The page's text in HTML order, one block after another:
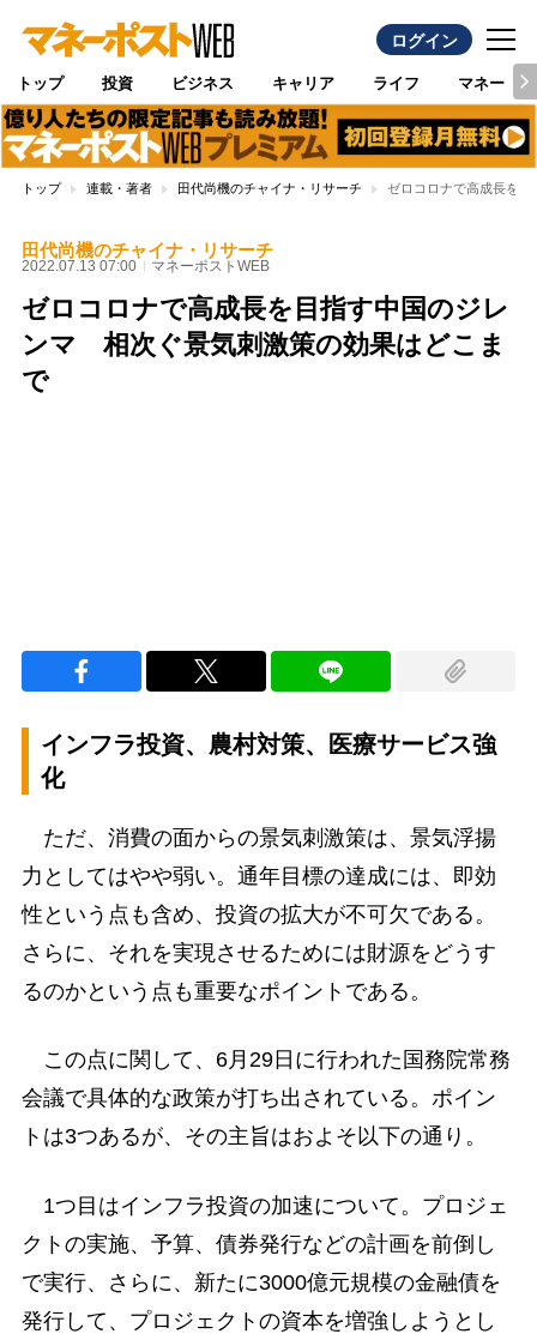
ログイン
トップ 投資 ビジネス キャリア ライフ マネー
トップ 連載・著者 田代尚機のチャイナ・リサーチ ゼロコロナで高成長を
田代尚機のチャイナ・リサーチ
2022.07.13 07:00 マネーポストWEB
ゼロコロナで高成長を目指す中国のジレ
ンマ 相次ぐ景気刺激策の効果はどこま
で
インフラ投資、農村対策、医療サービス強
化
ただ、消費の面からの景気刺激策は、景気浮揚
力としてはやや弱い。通年目標の達成には、即効
性という点も含め、投資の拡大が不可欠である。
さらに、それを実現させるためには財源をどうす
るのかという点も重要なポイントである。
この点に関して、6月29日に行われた国務院常務
会議で具体的な政策が打ち出されている。ポイン
トは3つあるが、その主旨はおよそ以下の通り。
1つ目はインフラ投資の加速について。プロジェ
クトの実施、予算、債券発行などの計画を前倒し
で実行、さらに、新たに3000億元規模の金融債を
発行して、プロジェクトの資本を増強しようとし